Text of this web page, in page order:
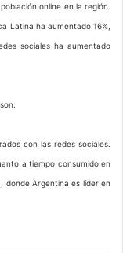
online en la región.
Latina ha aumentado 16%,
sociales ha aumentado
con las redes sociales.
a tiempo consumido en
donde Argentina es líder en